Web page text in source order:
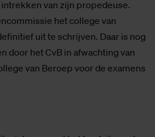
van zijn propedeuse.
het college van
uit te schrijven. Daar is nog
door het CvB in afwachting van
van Beroep voor de examens